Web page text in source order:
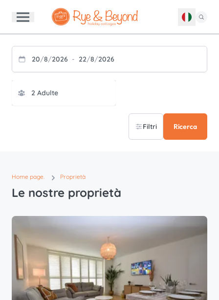
20/8/2026 - 22/8/2026
Filtri Ricerca
Home page. Proprietà
Le nostre proprietà